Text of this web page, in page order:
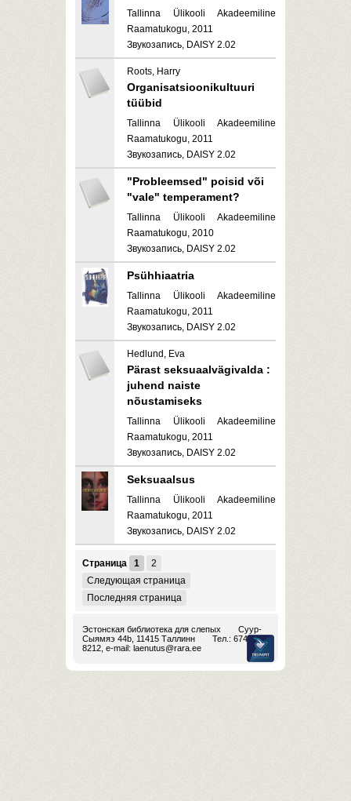
Tallinna Ülikooli Akadeemiline
Raamatukogu, 2011
Звукозапись, DAISY 2.02
Roots, Harry
Organisatsioonikultuuri
tüübid
Tallinna Ülikooli Akadeemiline
Raamatukogu, 2011
Звукозапись, DAISY 2.02
"Probleemsed" poisid või
"vale" temperament?
Tallinna Ülikooli Akadeemiline
Raamatukogu, 2010
Звукозапись, DAISY 2.02
Psühhiaatria
Tallinna Ülikooli Akadeemiline
Raamatukogu, 2011
Звукозапись, DAISY 2.02
Hedlund, Eva
Pärast seksuaalvägivalda :
juhend naiste
nõustamiseks
Tallinna Ülikooli Akadeemiline
Raamatukogu, 2011
Звукозапись, DAISY 2.02
Seksuaalsus
Tallinna Ülikooli Akadeemiline
Raamatukogu, 2011
Звукозапись, DAISY 2.02
Страница 1
2
Следующая страница
Последняя страница
Эстонская библиотека для слепых
Суур-
Сыямяэ 44b, 11415 Таллинн
Тел.: 674
8212, e-mail: laenutus@rara.ee